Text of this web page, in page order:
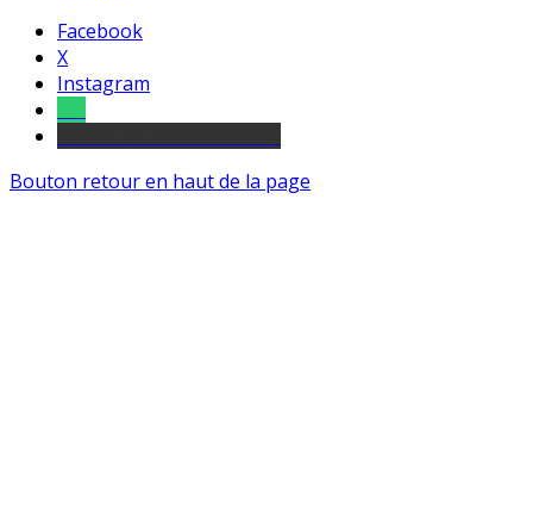
Facebook
X
Instagram
Bouton retour en haut de la page